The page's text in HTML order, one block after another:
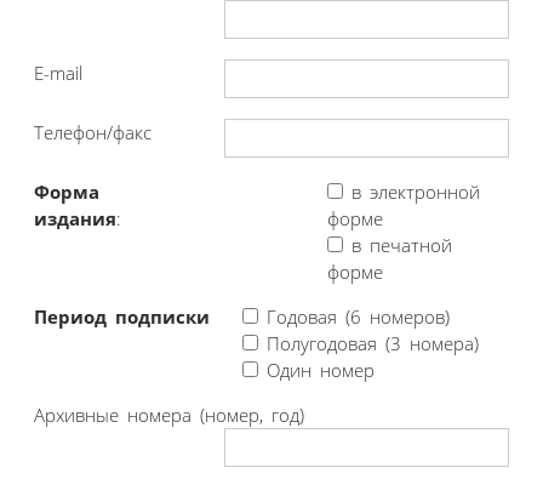
E-mail
Телефон/факс
Форма
издания:
в электронной
форме
в печатной
форме
Период подписки
Годовая (6 номеров)
Полугодовая (3 номера)
Один номер
Архивные номера (номер, год)